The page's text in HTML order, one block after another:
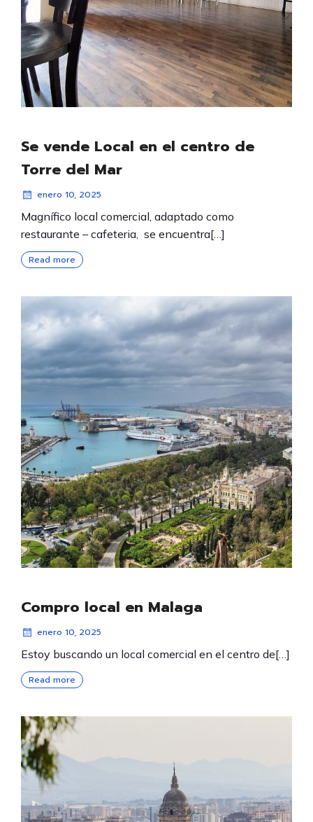
Se vende Local en el centro de
Torre del Mar
enero 10, 2025
Magnífico local comercial, adaptado como
restaurante – cafeteria, se encuentra[…]
Read more
Compro local en Malaga
enero 10, 2025
Estoy buscando un local comercial en el centro de[…]
Read more